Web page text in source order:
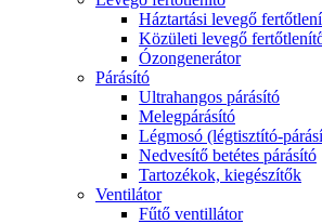
Háztartási levegő
Közületi levegő
Ózongenerátor
Párásító
Ultrahangos párásító
Melegpárásító
Légmosó (légtisztító-
Nedvesítő betétes párásító
Tartozékok, kiegészítők
Ventilátor
Fűtő ventillátor